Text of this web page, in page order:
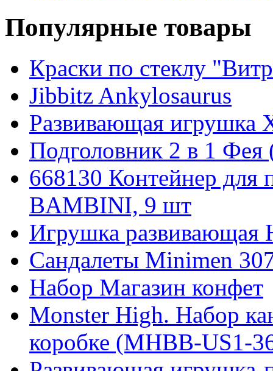
Популярные товары
Краски по стеклу
Jibbitz Ankylosaurus
Развивающая игрушка
Подголовник 2 в 1 Фея
668130 Контейнер для
BAMBINI, 9 шт
Игрушка развивающая
Сандалеты Minimen
Набор Магазин конфет
Monster High. Набор
коробке (MHBB-US1-